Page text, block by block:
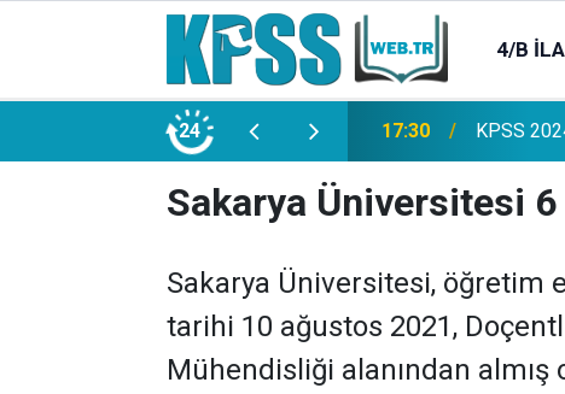
4/B
24
Memur Alımı Başlıyor! 21:20 TL
Sakarya Üniversitesi
Sakarya Üniversitesi, öğretim
tarihi 10 ağustos 2021,
Mühendisliği alanından